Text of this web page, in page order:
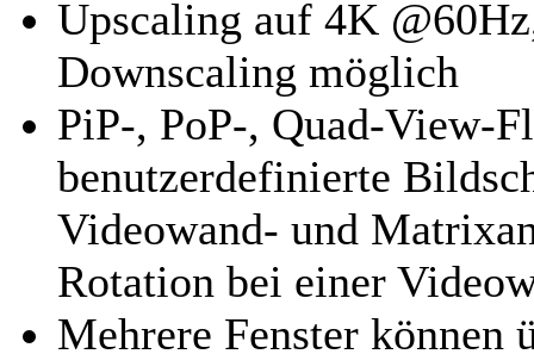
Upscaling auf 4K
Downscaling möglich
PiP-, PoP-, Quad-View-
benutzerdefinierte
Videowand- und
Rotation bei einer
Mehrere Fenster